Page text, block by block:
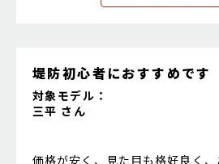
堤防初心者におすすめです
対象モデル：
三平 さん
価格が安く、見た目も格好良く